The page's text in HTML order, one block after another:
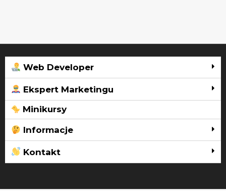
Web Developer
Ekspert Marketingu
Minikursy
Informacje
Kontakt